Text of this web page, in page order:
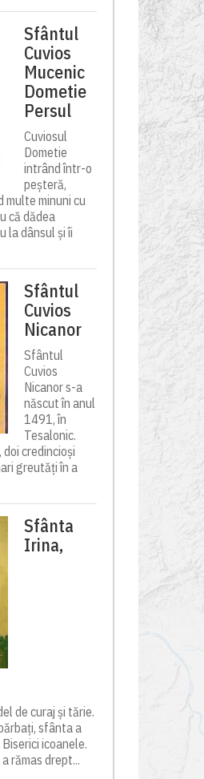
Sfântul
Cuvios
Mucenic
Dometie
Persul
Cuviosul
Dometie
intrând într-o
peșteră,
multe minuni cu
că dădea
la dânsul și îi
Sfântul
Cuvios
Nicanor
Sfântul
Cuvios
Nicanor s-a
născut în anul
1491, în
Tesalonic.
credincioși
greutăți în a
Sfânta
Irina,
de curaj și tărie.
sfânta a
icoanele.
rămas drept...